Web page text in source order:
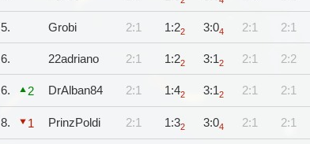
5. Grobi 2:1 1:22 3:04 2:1 2:1
6. 22adriano 2:1 1:22 3:12 2:1 2:2
6. 2 DrAlban84 2:1 1:42 3:12 2:1 2:1
8. 1 PrinzPoldi 2:1 1:32 3:04 2:1 2:1